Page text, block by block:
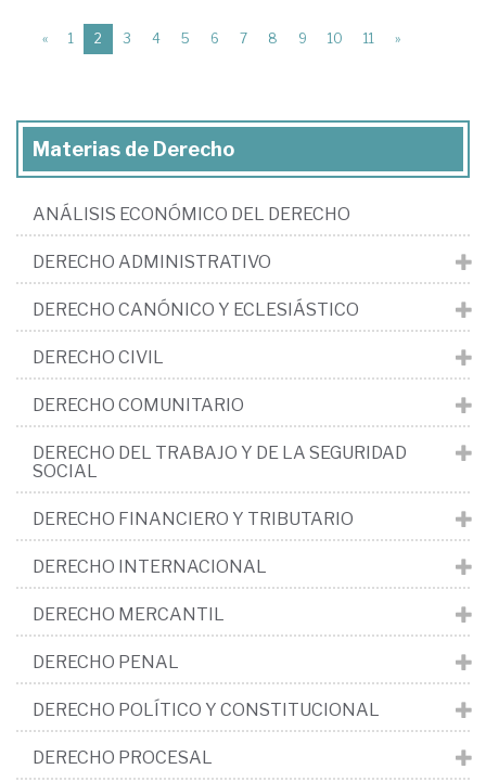
« 1 2 (current)
3 4 5 6 7 8 9 10 11 »
Materias de Derecho
ANÁLISIS ECONÓMICO DEL DERECHO
DERECHO ADMINISTRATIVO
DERECHO CANÓNICO Y ECLESIÁSTICO
DERECHO CIVIL
DERECHO COMUNITARIO
DERECHO DEL TRABAJO Y DE LA SEGURIDAD
SOCIAL
DERECHO FINANCIERO Y TRIBUTARIO
DERECHO INTERNACIONAL
DERECHO MERCANTIL
DERECHO PENAL
DERECHO POLÍTICO Y CONSTITUCIONAL
DERECHO PROCESAL